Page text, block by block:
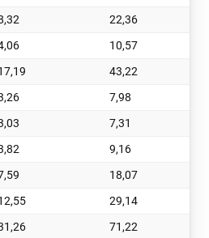
22,36
10,57
43,22
7,98
7,31
9,16
18,07
29,14
71,22